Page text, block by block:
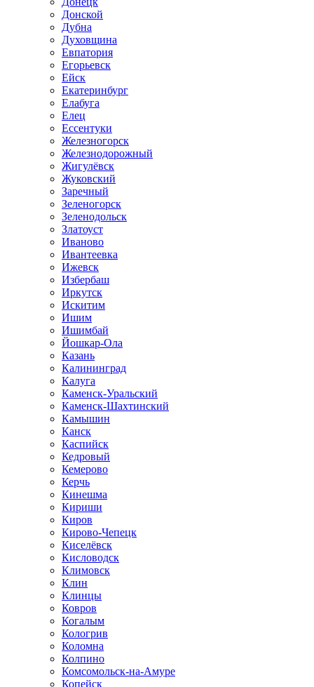
Донской
Дубна
Духовщина
Евпатория
Егорьевск
Ейск
Екатеринбург
Елабуга
Елец
Ессентуки
Железногорск
Железнодорожный
Жигулёвск
Жуковский
Заречный
Зеленогорск
Зеленодольск
Златоуст
Иваново
Ивантеевка
Ижевск
Избербаш
Иркутск
Искитим
Ишим
Ишимбай
Йошкар-Ола
Казань
Калининград
Калуга
Каменск-Уральский
Каменск-Шахтинский
Камышин
Канск
Каспийск
Кедровый
Кемерово
Керчь
Кинешма
Кириши
Киров
Кирово-Чепецк
Киселёвск
Кисловодск
Климовск
Клин
Клинцы
Ковров
Когалым
Кологрив
Коломна
Колпино
Комсомольск-на-Амуре
Копейск